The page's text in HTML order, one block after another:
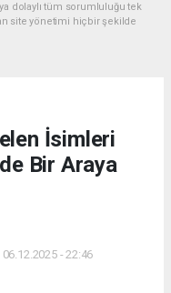
dolaylı tüm sorumluluğu tek
site yönetimi hiçbir şekilde
İsimleri
Bir Araya
- 22:46